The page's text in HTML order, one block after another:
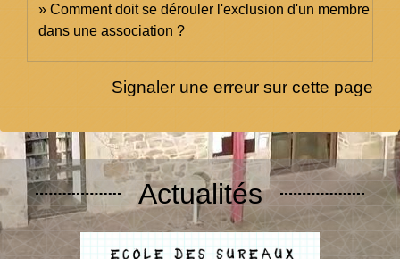
Comment doit se dérouler l'exclusion d'un membre
dans une association ?
Signaler une erreur sur cette page
Actualités